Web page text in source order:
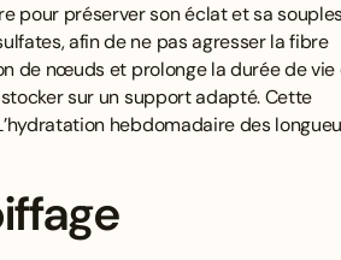
pour préserver son éclat et sa
afin de ne pas agresser la fibre
de nœuds et prolonge la durée de vie
sur un support adapté. Cette
hebdomadaire des